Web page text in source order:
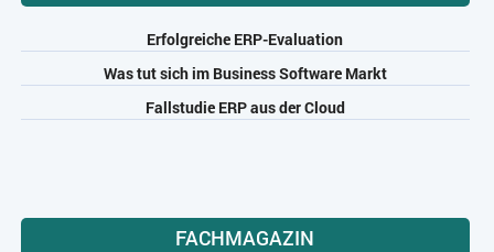
Erfolgreiche ERP-Evaluation
Was tut sich im Business Software Markt
Fallstudie ERP aus der Cloud
FACHMAGAZIN